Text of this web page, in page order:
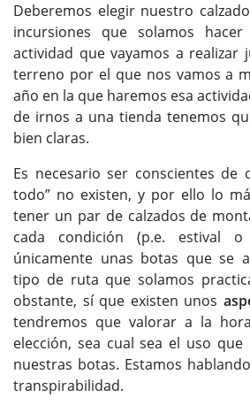
Deberemos elegir nuestro
incursiones que solamos
actividad que vayamos a
terreno por el que nos vamos a
año en la que haremos esa
de irnos a una tienda tenemos
bien claras.
Es necesario ser conscientes de
todo” no existen, y por ello lo
tener un par de calzados de
cada condición (p.e. estival
únicamente unas botas que se
tipo de ruta que solamos
obstante, sí que existen unos
tendremos que valorar a la
elección, sea cual sea el uso
nuestras botas. Estamos
transpirabilidad.